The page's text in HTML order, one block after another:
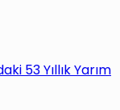
53 Yıllık Yarım